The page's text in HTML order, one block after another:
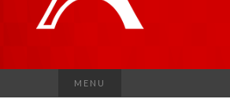
MENU